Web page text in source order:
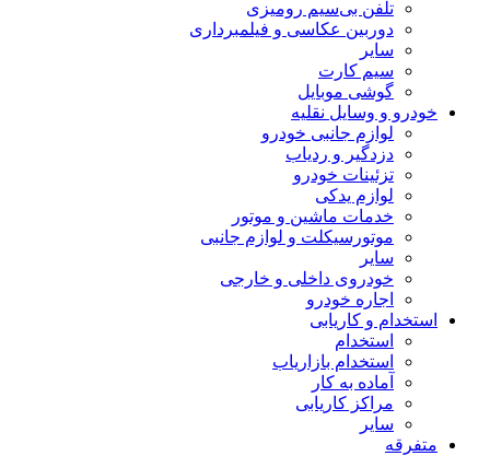
تلفن بی‌سیم رومیزی
دوربین عکاسی و فیلمبرداری
سایر
سیم کارت
گوشی موبایل
خودرو و وسایل نقلیه
لوازم جانبی خودرو
دزدگیر و ردیاب
تزئینات خودرو
لوازم یدکی
خدمات ماشین و موتور
موتورسیکلت و لوازم جانبی
سایر
خودروی داخلی و خارجی
اجاره خودرو
استخدام و کاریابی
استخدام
استخدام بازاریاب
آماده به کار
مراکز کاریابی
سایر
متفرقه